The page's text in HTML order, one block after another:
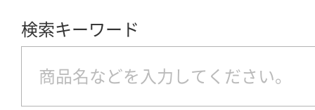
検索キーワード